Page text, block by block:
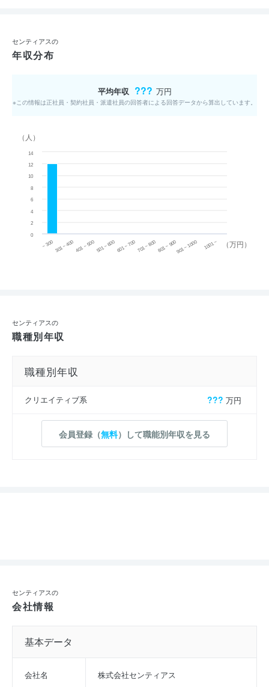
センティアスの
年収分布
平均年収 ??? 万円
※この情報は正社員・契約社員・派遣社員の回答者による回答データから算出しています。
（万円）
（人）
~ 300 301 ~ 400 401 ~ 500501 ~ 600601 ~ 700701 ~ 800801 ~ 900901 ~ 1000 1001 ~
0
2
4
6
8
10
12
14
センティアスの
職種別年収
職種別年収
クリエイティブ系 ??? 万円
会員登録（無料）して職能別年収を見る
センティアスの
会社情報
基本データ
会社名 株式会社センティアス